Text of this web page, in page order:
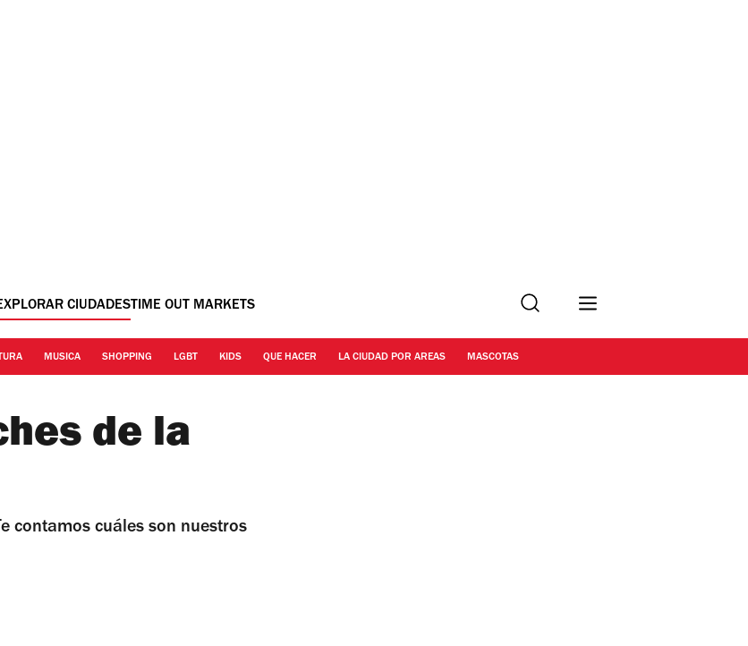
CIUDADESTIME OUT MARKETS Buscar
MUSICA SHOPPING LGBT KIDS QUE HACER LA CIUDAD POR AREAS MASCOTAS
de la
contamos cuáles son nuestros